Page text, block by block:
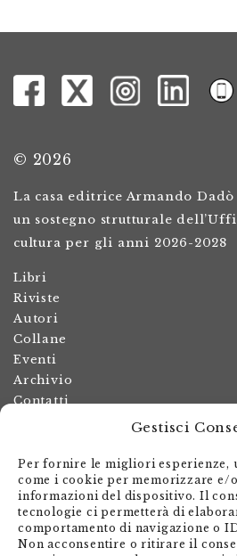
Gestisci
Per fornire le migliori esperienze,
come i cookie per memorizzare e/
informazioni del dispositivo. Il
tecnologie ci permetterà di
comportamento di navigazione o
Non acconsentire o ritirare il
© 2026
La casa editrice Armando
un sostegno strutturale
cultura per gli anni 2026-2028
Libri
Riviste
Autori
Collane
Eventi
Archivio
Contatti
Termini e condizioni
Spese di spedizione
Politica dei resi
Informativa sulla privacy
Il mio account
Carrello